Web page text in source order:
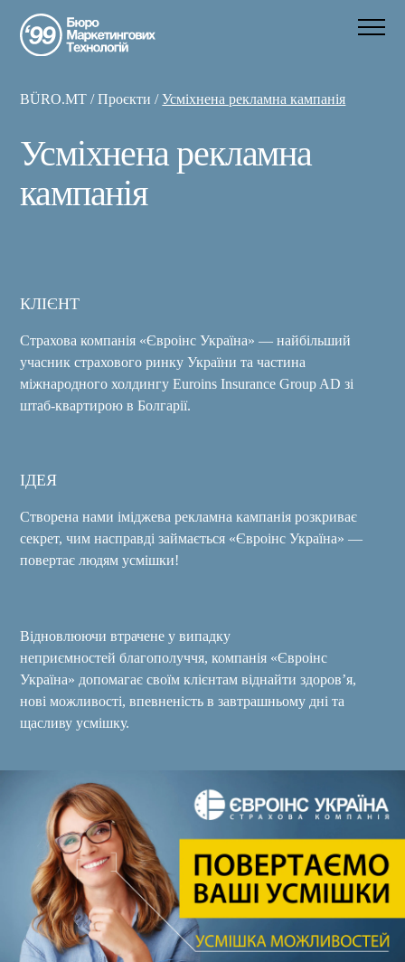
BÜRO.MT /Проєкти /Усміхнена рекламна кампанія
Усміхнена рекламна
кампанія
КЛІЄНТ
Страхова компанія «Євроінс Україна» ― найбільший
учасник страхового ринку України та частина
міжнародного холдингу Euroins Insurance Group AD зі
штаб-квартирою в Болгарії.
ІДЕЯ
Створена нами іміджева рекламна кампанія розкриває
секрет, чим насправді займається «Євроінс Україна» ―
повертає людям усмішки!
Відновлюючи втрачене у випадку
неприємностей благополуччя, компанія «Євроінс
Україна» допомагає своїм клієнтам віднайти здоров’я,
нові можливості, впевненість в завтрашньому дні та
щасливу усмішку.